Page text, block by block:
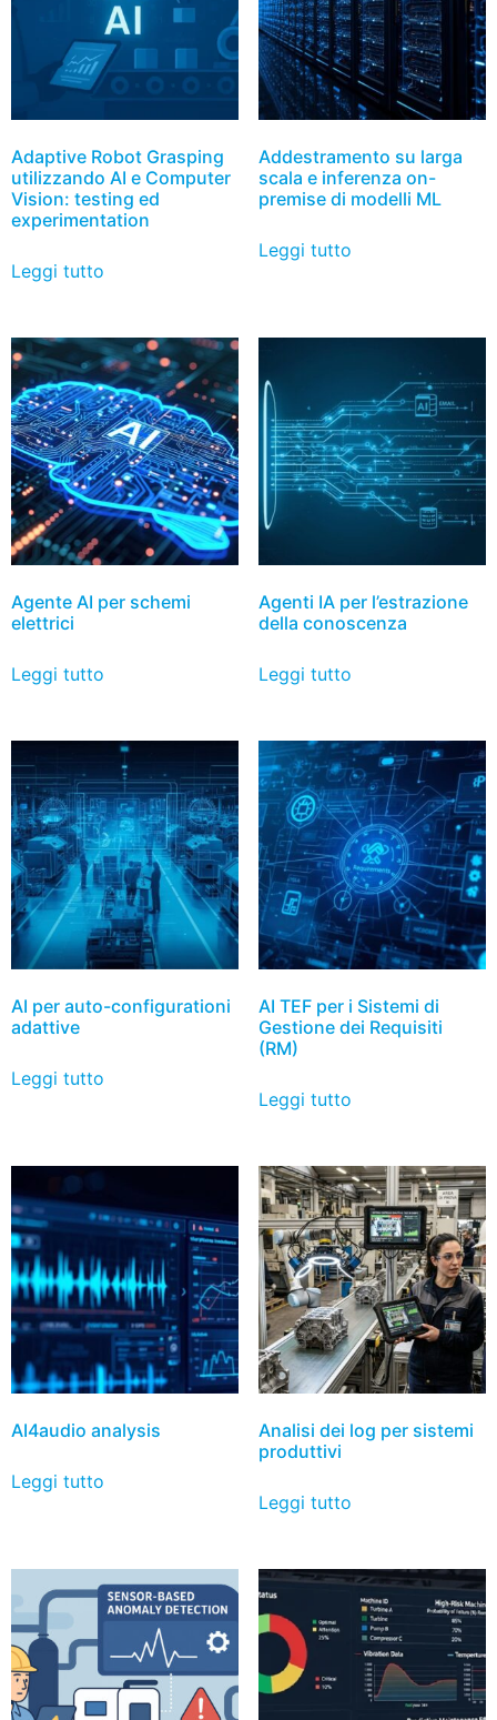
Adaptive Robot Grasping
utilizzando AI e Computer
Vision: testing ed
experimentation
Leggi tutto
Addestramento su larga
scala e inferenza on-
premise di modelli ML
Leggi tutto
Agente AI per schemi
elettrici
Leggi tutto
Agenti IA per l’estrazione
della conoscenza
Leggi tutto
AI per auto-configurationi
adattive
Leggi tutto
AI TEF per i Sistemi di
Gestione dei Requisiti
(RM)
Leggi tutto
AI4audio analysis
Leggi tutto
Analisi dei log per sistemi
produttivi
Leggi tutto